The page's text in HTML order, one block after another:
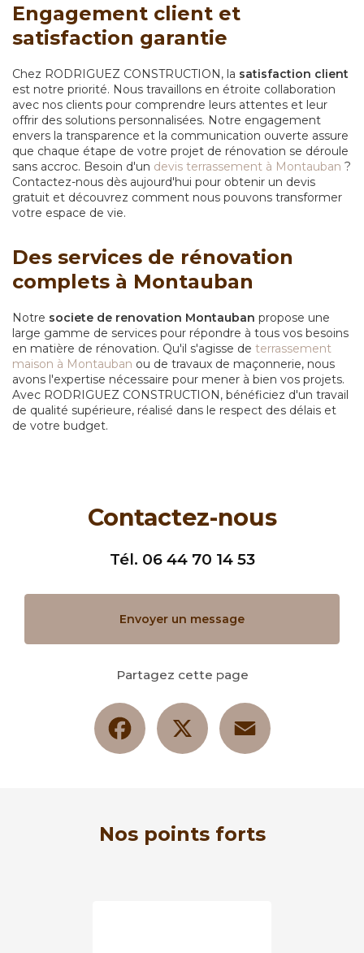
Engagement client et
satisfaction garantie
Chez RODRIGUEZ CONSTRUCTION, la satisfaction client
est notre priorité. Nous travaillons en étroite collaboration
avec nos clients pour comprendre leurs attentes et leur
offrir des solutions personnalisées. Notre engagement
envers la transparence et la communication ouverte assure
que chaque étape de votre projet de rénovation se déroule
sans accroc. Besoin d'un devis terrassement à Montauban ?
Contactez-nous dès aujourd'hui pour obtenir un devis
gratuit et découvrez comment nous pouvons transformer
votre espace de vie.
Des services de rénovation
complets à Montauban
Notre societe de renovation Montauban propose une
large gamme de services pour répondre à tous vos besoins
en matière de rénovation. Qu'il s'agisse de terrassement
maison à Montauban ou de travaux de maçonnerie, nous
avons l'expertise nécessaire pour mener à bien vos projets.
Avec RODRIGUEZ CONSTRUCTION, bénéficiez d'un travail
de qualité supérieure, réalisé dans le respect des délais et
de votre budget.
Contactez-nous
Tél. 06 44 70 14 53
Envoyer un message
Partagez cette page
Facebook
Nos points forts